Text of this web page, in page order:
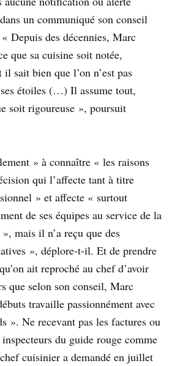
un communiqué son conseil
Depuis des décennies, Marc
que sa cuisine soit notée,
sait bien que l’on n’est pas
étoiles (…) Il assume tout,
soit rigoureuse », poursuit
» à connaître « les raisons
qui l’affecte tant à titre
» et affecte « surtout
de ses équipes au service de la
mais il n’a reçu que des
», déplore-t-il. Et de prendre
ait reproché au chef d’avoir
que selon son conseil, Marc
travaille passionnément avec
». Ne recevant pas les factures ou
du guide rouge comme
cuisinier a demandé en juillet